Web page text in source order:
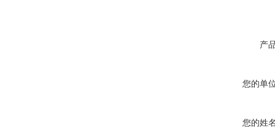
产
您的单
您的姓